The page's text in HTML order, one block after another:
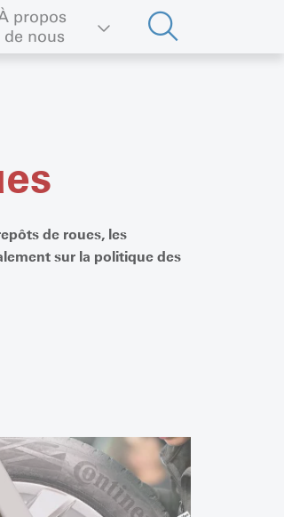
propos
de nous
de roues, les
sur la politique des